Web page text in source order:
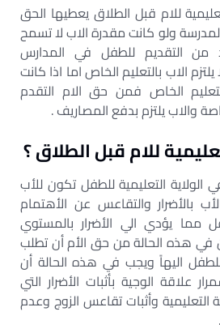
للام قبل الطلاق يعطيها الحق
ولو كانت مقدرة الاب لا تسمح
من التقديم للطفل في المدارس
الاب بالتعليم الخاص اما اذا كانت
الخاص فمن حق الام التقدم
والاب يلتزم بدفع المصاريف .
للام قبل الطلاق ؟
التعليمية للطفل تكون للأب
بالأضرار والتقاعس عن الأهتمام
مما يؤدي الي الأضرار بالمستوي
في هذه الحالة من حق الأم أن تطلب
للطفل اليهاً ويجب في هذه الحالة أن
علاقة الوجية بأثبات الأضرار التي
التعليمية وأثبات تقاعس الزوج وعدم